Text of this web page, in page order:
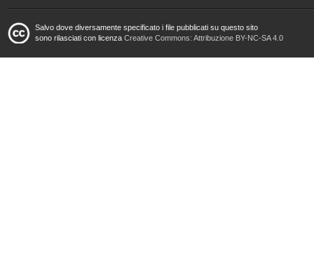
Salvo dove diversamente specificato i file pubblicati su questo sito
sono rilasciati con licenza Creative Commons: Attribuzione BY-NC-SA 4.0